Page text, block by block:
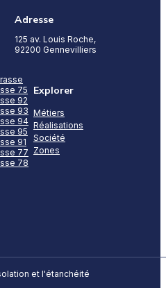
Adresse
125 av. Louis Roche,
92200 Gennevilliers
et l'étanchéité
75
92
93
94
95
91
77
78
Explorer
Métiers
Réalisations
Société
Zones